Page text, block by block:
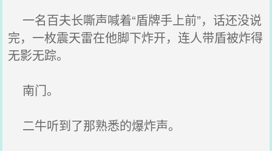
一名百夫长嘶声喊着“盾牌手上前”，话还没说
完，一枚震天雷在他脚下炸开，连人带盾被炸得
无影无踪。
南门。
二牛听到了那熟悉的爆炸声。